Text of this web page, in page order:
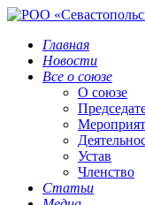
Главная
Новости
Все о союзе
О союзе
Устав
Членство
Статьи